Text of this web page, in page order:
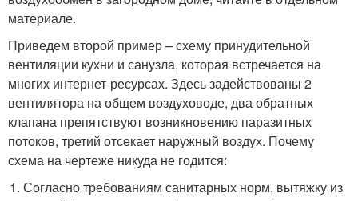
материале.
Приведем второй пример – схему принудительной
вентиляции кухни и санузла, которая встречается на
многих интернет-ресурсах. Здесь задействованы 2
вентилятора на общем воздуховоде, два обратных
клапана препятствуют возникновению паразитных
потоков, третий отсекает наружный воздух. Почему
схема на чертеже никуда не годится:
Согласно требованиям санитарных норм, вытяжку из